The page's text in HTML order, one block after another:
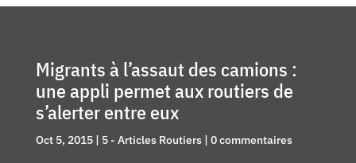
Migrants à l’assaut des camions :
une appli permet aux routiers de
s’alerter entre eux
Oct 5, 2015| 5 - Articles Routiers| 0 commentaires